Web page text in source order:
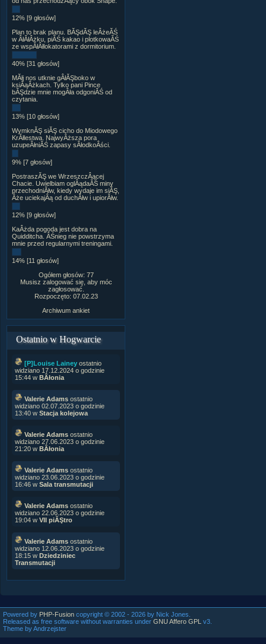
12% [9 głosów]
Plan to brak planu. BĂŞdĂŞ leÂżeĂŚ
w ÂłĂłÂżku, piĂŚ kakao i plotkowaĂŚ
ze wspĂłÂłlokatorami z dormitorium.
40% [31 głosów]
MĂłj nos utknie gÂłĂŞboko w
ksiÂąÂżkach. Tylko pani Pince
bĂŞdzie mnie mogÂła odgoniĂŚ od
czytania.
13% [10 głosów]
WymknĂŞ siĂŞ cicho do Miodowego
KrĂłlestwa. NajwyÂższa pora
uzupeÂłniĂŚ zapasy sÂłodkoÂści.
9% [7 głosów]
PostraszĂŞ we WrzeszczÂącej
Chacie. Uwielbiam oglÂądaĂŚ miny
przechodniĂłw, kiedy wydaje im siĂŞ,
Âże uciekajÂą od duchĂłw i upiorĂłw.
12% [9 głosów]
KaÂżda pogoda jest dobra na
Quidditcha. ÂŚnieg nie powstrzyma
mnie przed regularnymi treningami.
14% [11 głosów]
Ogółem głosów: 77
Musisz zalogować się, aby móc
zagłosować.
Rozpoczęto: 07.02.23
Archiwum ankiet
Ostatnio w Hogwarcie
[P]Louise Lainey ostatnio
widziano 17.12.2024 o godzinie
15:44 w BÂłonia
Valerie Adams ostatnio
widziano 02.07.2023 o godzinie
13:40 w Stacja kolejowa
Valerie Adams ostatnio
widziano 27.06.2023 o godzinie
21:20 w BÂłonia
Valerie Adams ostatnio
widziano 23.06.2023 o godzinie
16:46 w Sala transmutacji
Valerie Adams ostatnio
widziano 22.06.2023 o godzinie
19:04 w VII piĂŞtro
Valerie Adams ostatnio
widziano 12.06.2023 o godzinie
18:15 w Dziedziniec
Transmutacji
Powered by PHP-Fusion copyright © 2002 - 2026 by Nick Jones.
Released as free software without warranties under GNU Affero GPL
v3.
Theme by Andrzejster